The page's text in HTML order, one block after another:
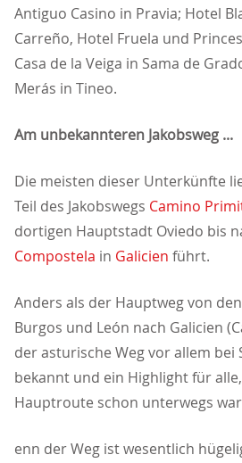
Antiguo Casino in Pravia; Hotel
Carreño, Hotel Fruela und
Casa de la Veiga in Sama de
Merás in Tineo.
Am unbekannteren Jakobsweg ...
Die meisten dieser Unterkünfte
Teil des Jakobswegs Camino
dortigen Hauptstadt Oviedo bis
Compostela in Galicien führt.
Anders als der Hauptweg von
Burgos und León nach Galicien
der asturische Weg vor allem bei
bekannt und ein Highlight für
Hauptroute schon unterwegs
enn der Weg ist wesentlich